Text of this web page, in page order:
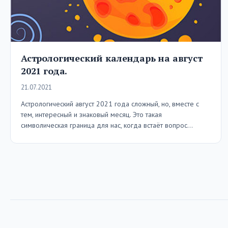
Астрологический календарь на август
2021 года.
21.07.2021
Астрологический август 2021 года сложный, но, вместе с
тем, интересный и знаковый месяц. Это такая
символическая граница для нас, когда встаёт вопрос…